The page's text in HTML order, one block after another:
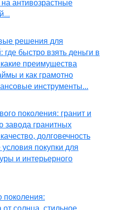
антивозрастные
решения для
где быстро взять деньги в
преимущества
и как грамотно
инструменты...
поколения: гранит и
завода гранитных
долговечность
покупки для
и интерьерного
поколения:
солнца, стильное